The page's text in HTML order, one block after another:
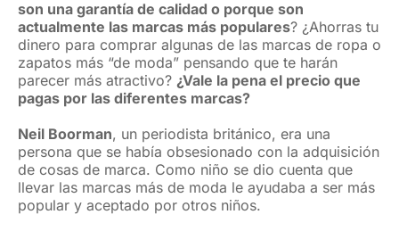
son una garantía de calidad o porque son
actualmente las marcas más populares? ¿Ahorras tu
dinero para comprar algunas de las marcas de ropa o
zapatos más “de moda” pensando que te harán
parecer más atractivo? ¿Vale la pena el precio que
pagas por las diferentes marcas?
Neil Boorman, un periodista británico, era una
persona que se había obsesionado con la adquisición
de cosas de marca. Como niño se dio cuenta que
llevar las marcas más de moda le ayudaba a ser más
popular y aceptado por otros niños.